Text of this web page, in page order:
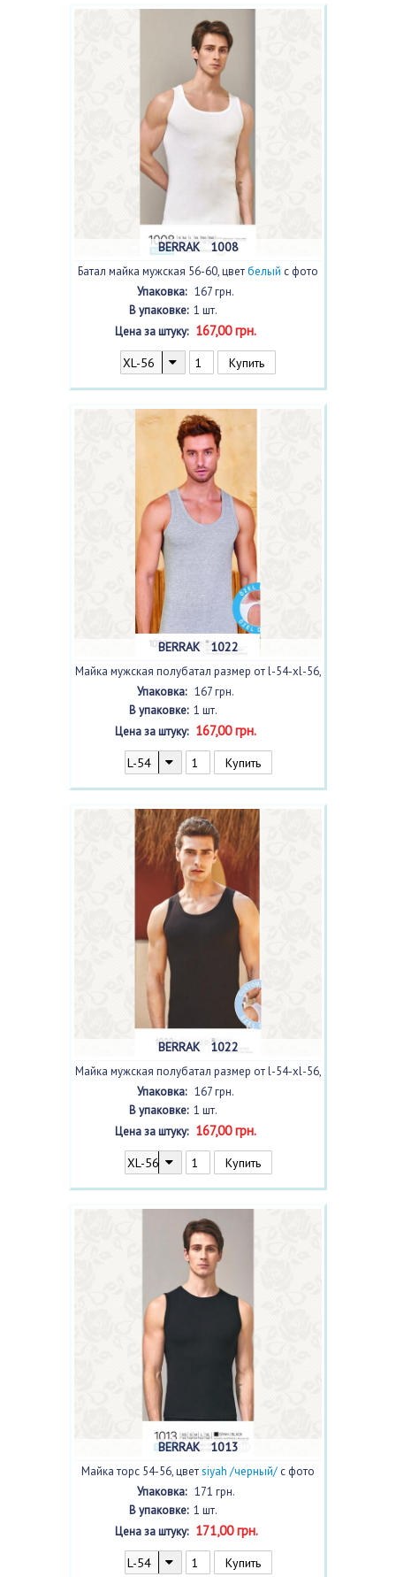
BERRAK 1008
Батал майка мужская 56-60, цветбелый с фото
Упаковка: 167 грн.
В упаковке:1 шт.
Цена за штуку:167,00 грн.
BERRAK 1022
Майка мужская полубатал размер от l-54-xl-56,
gri melanj /светло серый/
Упаковка: 167 грн.
В упаковке:1 шт.
Цена за штуку:167,00 грн.
BERRAK 1022
Майка мужская полубатал размер от l-54-xl-56,
цветsiyah /черный/с фото
Упаковка: 167 грн.
В упаковке:1 шт.
Цена за штуку:167,00 грн.
BERRAK 1013
Майка торс 54-56, цветsiyah /черный/ с фото
Упаковка: 171 грн.
В упаковке:1 шт.
Цена за штуку:171,00 грн.